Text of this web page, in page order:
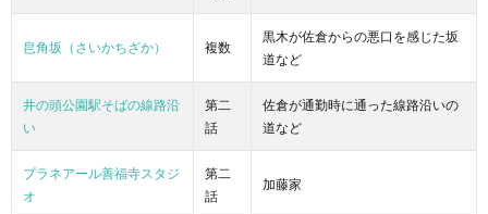
皀角坂（さいかちざか） 複数
黒木が佐倉からの悪口を感じた坂
道など
井の頭公園駅そばの線路沿
い
第二
話
佐倉が通勤時に通った線路沿いの
道など
プラネアール善福寺スタジ
オ
第二
話
加藤家